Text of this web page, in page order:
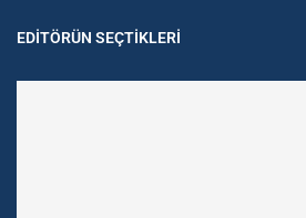
EDITÖRÜN SEÇTIKLERI